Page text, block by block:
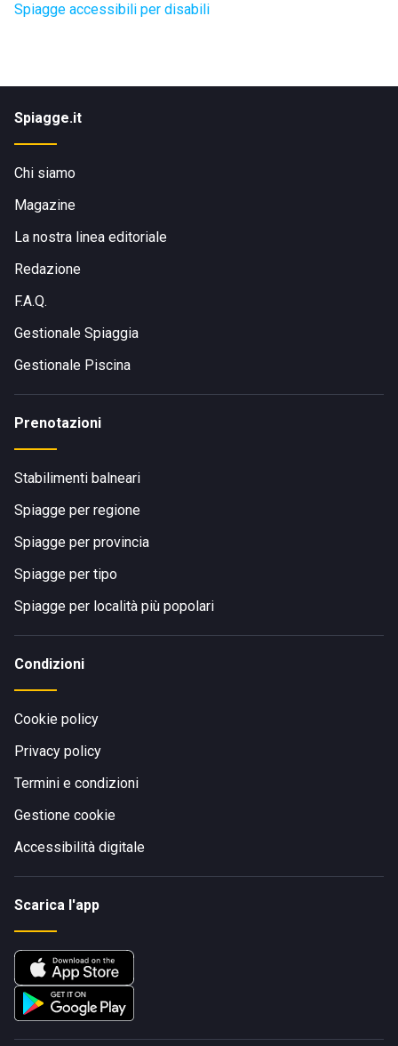
Spiagge accessibili per disabili
Spiagge.it
Chi siamo
Magazine
La nostra linea editoriale
Redazione
F.A.Q.
Gestionale Spiaggia
Gestionale Piscina
Prenotazioni
Stabilimenti balneari
Spiagge per regione
Spiagge per provincia
Spiagge per tipo
Spiagge per località più popolari
Condizioni
Cookie policy
Privacy policy
Termini e condizioni
Gestione cookie
Accessibilità digitale
Scarica l'app